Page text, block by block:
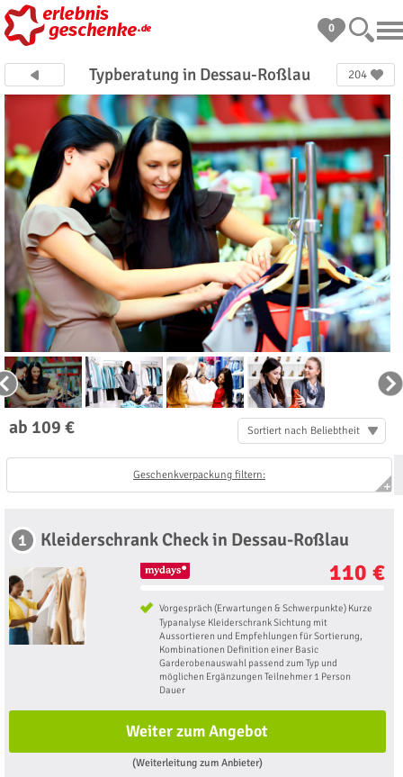
0
Typberatung in Dessau-Roßlau 204
ab 109 € Sortiert nach Beliebtheit
Geschenkverpackung filtern:
1 Kleiderschrank Check in Dessau-Roßlau
110 €
Vorgespräch (Erwartungen & Schwerpunkte) Kurze
Typanalyse Kleiderschrank Sichtung mit
Aussortieren und Empfehlungen für Sortierung,
Kombinationen Definition einer Basic
Garderobenauswahl passend zum Typ und
möglichen Ergänzungen Teilnehmer 1 Person
Dauer
Weiter zum Angebot
(Weiterleitung zum Anbieter)